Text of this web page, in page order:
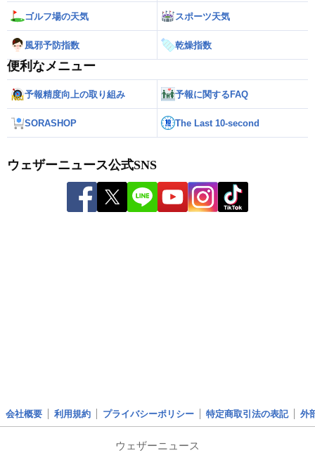
ゴルフ場の天気 スポーツ天気
風邪予防指数 乾燥指数
便利なメニュー
予報精度向上の取り組み 予報に関するFAQ
SORASHOP The Last 10-second
ウェザーニュース公式SNS
会社概要 利用規約 プライバシーポリシー 特定商取引法の表記 外
ウェザーニュース